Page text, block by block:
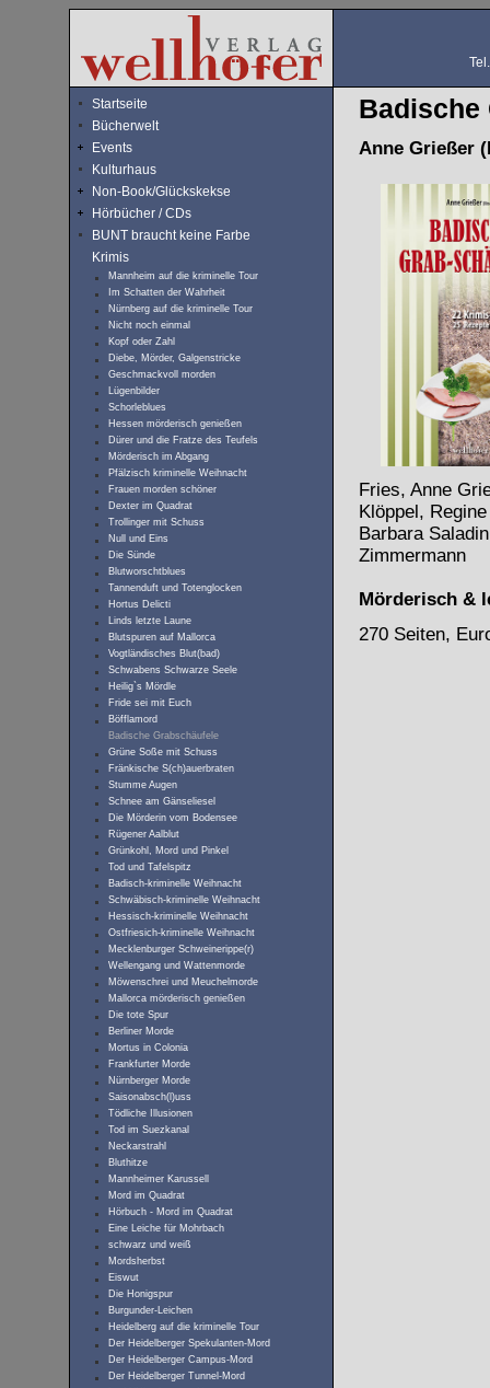
Startseite
Bücherwelt
Events
Kulturhaus
Non-Book/Glückskekse
Hörbücher / CDs
BUNT braucht keine Farbe
Krimis
Mannheim auf die kriminelle Tour
Im Schatten der Wahrheit
Nürnberg auf die kriminelle Tour
Nicht noch einmal
Kopf oder Zahl
Diebe, Mörder, Galgenstricke
Geschmackvoll morden
Lügenbilder
Schorleblues
Hessen mörderisch genießen
Dürer und die Fratze des Teufels
Mörderisch im Abgang
Pfälzisch kriminelle Weihnacht
Frauen morden schöner
Dexter im Quadrat
Trollinger mit Schuss
Null und Eins
Die Sünde
Blutworschtblues
Tannenduft und Totenglocken
Hortus Delicti
Linds letzte Laune
Blutspuren auf Mallorca
Vogtländisches Blut(bad)
Schwabens Schwarze Seele
Heilig`s Mördle
Fride sei mit Euch
Böfflamord
Badische Grabschäufele
Grüne Soße mit Schuss
Fränkische S(ch)auerbraten
Stumme Augen
Schnee am Gänseliesel
Die Mörderin vom Bodensee
Rügener Aalblut
Grünkohl, Mord und Pinkel
Tod und Tafelspitz
Badisch-kriminelle Weihnacht
Schwäbisch-kriminelle Weihnacht
Hessisch-kriminelle Weihnacht
Ostfriesich-kriminelle Weihnacht
Mecklenburger Schweinerippe(r)
Wellengang und Wattenmorde
Möwenschrei und Meuchelmorde
Mallorca mörderisch genießen
Die tote Spur
Berliner Morde
Mortus in Colonia
Frankfurter Morde
Nürnberger Morde
Saisonabsch(l)uss
Tödliche Illusionen
Tod im Suezkanal
Neckarstrahl
Bluthitze
Mannheimer Karussell
Mord im Quadrat
Hörbuch - Mord im Quadrat
Eine Leiche für Mohrbach
schwarz und weiß
Mordsherbst
Eiswut
Die Honigspur
Burgunder-Leichen
Heidelberg auf die kriminelle Tour
Der Heidelberger Spekulanten-Mord
Der Heidelberger Campus-Mord
Der Heidelberger Tunnel-Mord
Badische
Anne Grießer
Fries, Anne
Klöppel,
Barbara
Zimmermann
Mörderisch &
270 Seiten,